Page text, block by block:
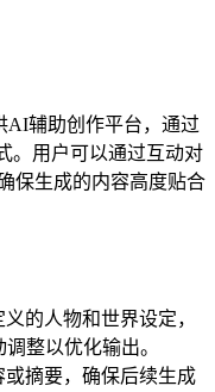
AI辅助创作平台，通过
。用户可以通过互动对
保生成的内容高度贴合
的人物和世界设定，
整以优化输出。
或摘要，确保后续生成